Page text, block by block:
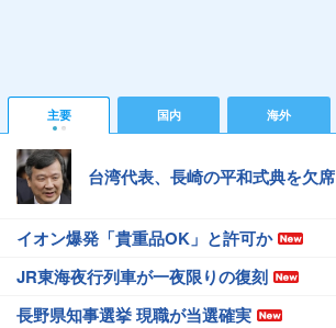
主要 国内 海外
台湾代表、長崎の平和式典を欠席
イオン爆発「貴重品OK」と許可か
JR東海夜行列車が一夜限りの復刻
長野県知事選挙 現職が当選確実